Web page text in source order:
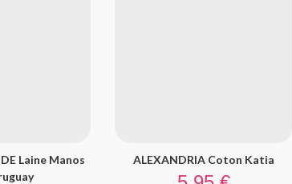
Laine Manos
ALEXANDRIA Coton Katia
Prix